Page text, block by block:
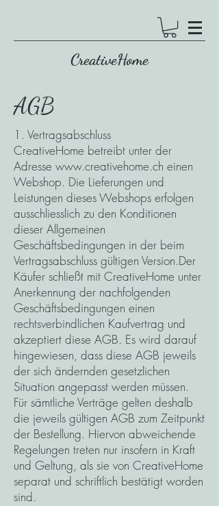
CreativeHome
AGB
1. Vertragsabschluss
CreativeHome betreibt unter der
Adresse www.creativehome.ch einen
Webshop. Die Lieferungen und
Leistungen dieses Webshops erfolgen
ausschliesslich zu den Konditionen
dieser Allgemeinen
Geschäftsbedingungen in der beim
Vertragsabschluss gültigen Version.Der
Käufer schließt mit CreativeHome unter
Anerkennung der nachfolgenden
Geschäftsbedingungen einen
rechtsverbindlichen Kaufvertrag und
akzeptiert diese AGB. Es wird darauf
hingewiesen, dass diese AGB jeweils
der sich ändernden gesetzlichen
Situation angepasst werden müssen.
Für sämtliche Verträge gelten deshalb
die jeweils gültigen AGB zum Zeitpunkt
der Bestellung. Hiervon abweichende
Regelungen treten nur insofern in Kraft
und Geltung, als sie von CreativeHome
separat und schriftlich bestätigt worden
sind.